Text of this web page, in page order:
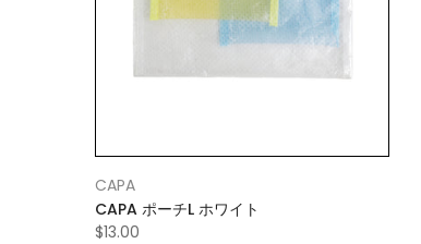
CAPA
CAPA ポーチL ホワイト
$13.00